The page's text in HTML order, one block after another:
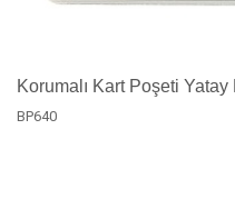
Korumalı Kart Poşeti
BP640